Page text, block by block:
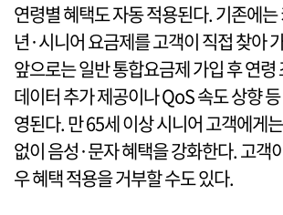
연령별 혜택도 자동 적용된다. 기존에
년·시니어 요금제를 고객이 직접 찾아
앞으로는 일반 통합요금제 가입 후 연
데이터 추가 제공이나 QoS 속도 상향
영된다. 만 65세 이상 시니어 고객에게
없이 음성·문자 혜택을 강화한다. 고객
우 혜택 적용을 거부할 수도 있다.